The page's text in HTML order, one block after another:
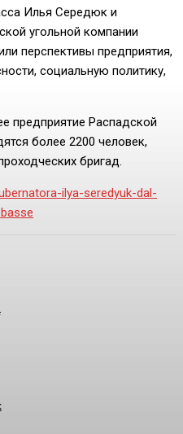
Илья Середюк и
угольной компании
перспективы предприятия,
социальную политику,
предприятие Распадской
более 2200 человек,
бригад.
ilya-seredyuk-dal-